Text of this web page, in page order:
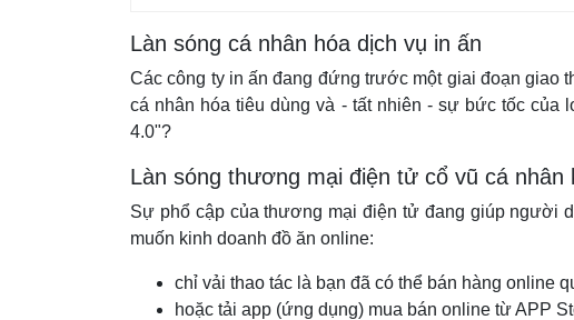
Làn sóng cá nhân hóa dịch vụ in ấn
Các công ty in ấn đang đứng trước một giai đoạn giao
cá nhân hóa tiêu dùng và - tất nhiên - sự bức tốc
4.0"?
Làn sóng thương mại điện tử cổ vũ cá
Sự phổ cập của thương mại điện tử đang giúp người
muốn kinh doanh đồ ăn online:
chỉ vải thao tác là bạn đã có thể bán hàng online
hoặc tải app (ứng dụng) mua bán online từ APP